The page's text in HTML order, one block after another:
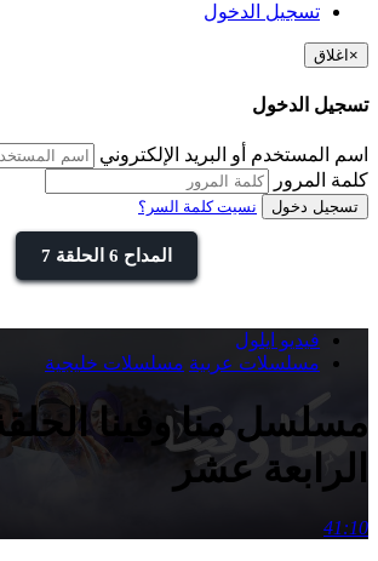
تسجيل الدخول
× اغلاق
تسجيل الدخول
اسم المستخدم أو البريد الإلكتروني
كلمة المرور
تسجيل دخول نسيت كلمة السر؟
المداح 6 الحلقة 7
فيديو ايلول
مسلسلات عربية مسلسلات خليجية
الرابعة عشر
41:10